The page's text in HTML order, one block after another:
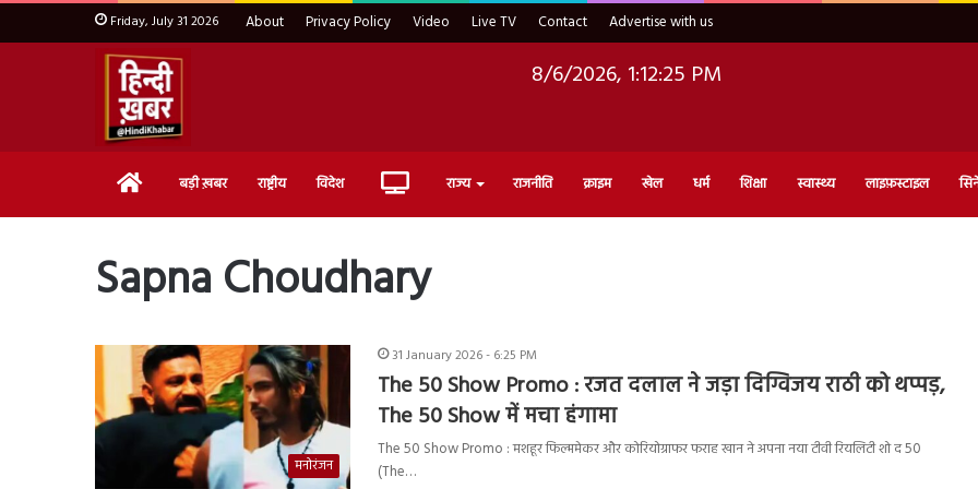
Friday, July 31 2026 About Privacy Policy Video Live TV Contact Advertise with us
8/6/2026, 1:12:26 PM
Home बड़ी ख़बर राष्ट्रीय विदेश Live राज्य राजनीति क्राइम खेल धर्म शिक्षा स्वास्थ्य लाइफ़स्टाइल
Sapna Choudhary
मनोरंजन
31 January 2026 - 6:25 PM
The 50 Show Promo : रजत दलाल ने जड़ा दिग्विजय राठी को थप्पड़,
The 50 Show में मचा हंगामा
The 50 Show Promo : मशहूर फिल्ममेकर और कोरियोग्राफर फराह खान ने अपना नया टीवी रियलिटी शो द 50
(The…